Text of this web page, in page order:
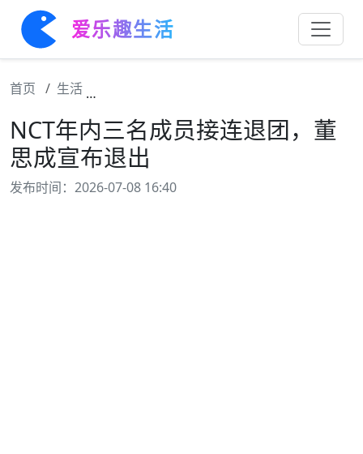
爱乐趣生活
首页 生活
NCT年内三名成员接连退团，董
思成宣布退出
发布时间：2026-07-08 16:40